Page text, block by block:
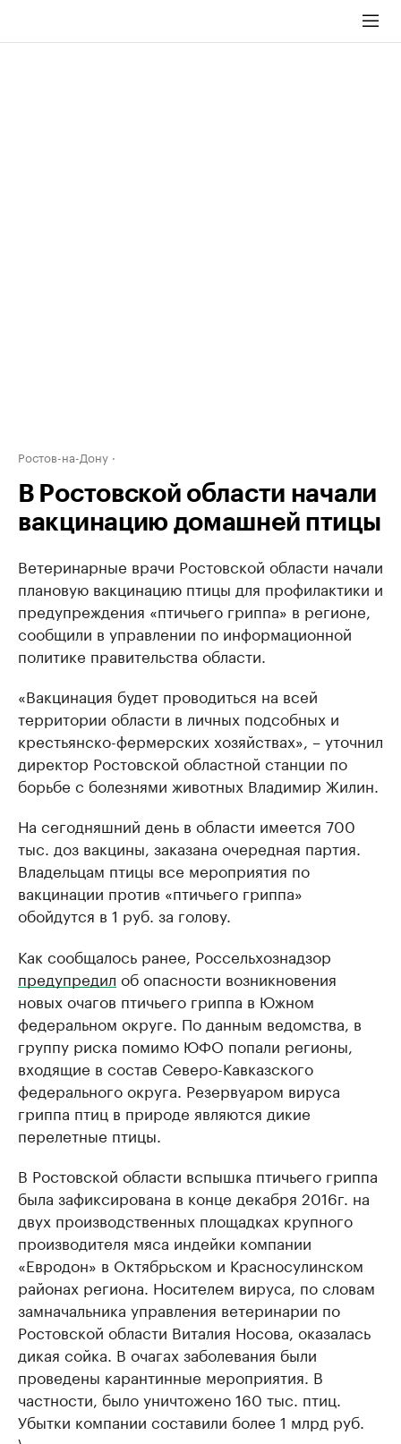
Ростов-на-Дону
В Ростовской области начали
вакцинацию домашней птицы
Ветеринарные врачи Ростовской области начали
плановую вакцинацию птицы для профилактики и
предупреждения «птичьего гриппа» в регионе,
сообщили в управлении по информационной
политике правительства области.
«Вакцинация будет проводиться на всей
территории области в личных подсобных и
крестьянско-фермерских хозяйствах», – уточнил
директор Ростовской областной станции по
борьбе с болезнями животных Владимир Жилин.
На сегодняшний день в области имеется 700
тыс. доз вакцины, заказана очередная партия.
Владельцам птицы все мероприятия по
вакцинации против «птичьего гриппа»
обойдутся в 1 руб. за голову.
Как сообщалось ранее, Россельхознадзор
предупредил об опасности возникновения
новых очагов птичьего гриппа в Южном
федеральном округе. По данным ведомства, в
группу риска помимо ЮФО попали регионы,
входящие в состав Северо-Кавказского
федерального округа. Резервуаром вируса
гриппа птиц в природе являются дикие
перелетные птицы.
В Ростовской области вспышка птичьего гриппа
была зафиксирована в конце декабря 2016г. на
двух производственных площадках крупного
производителя мяса индейки компании
«Евродон» в Октябрьском и Красносулинском
районах региона. Носителем вируса, по словам
замначальника управления ветеринарии по
Ростовской области Виталия Носова, оказалась
дикая сойка. В очагах заболевания были
проведены карантинные мероприятия. В
частности, было уничтожено 160 тыс. птиц.
Убытки компании составили более 1 млрд руб.